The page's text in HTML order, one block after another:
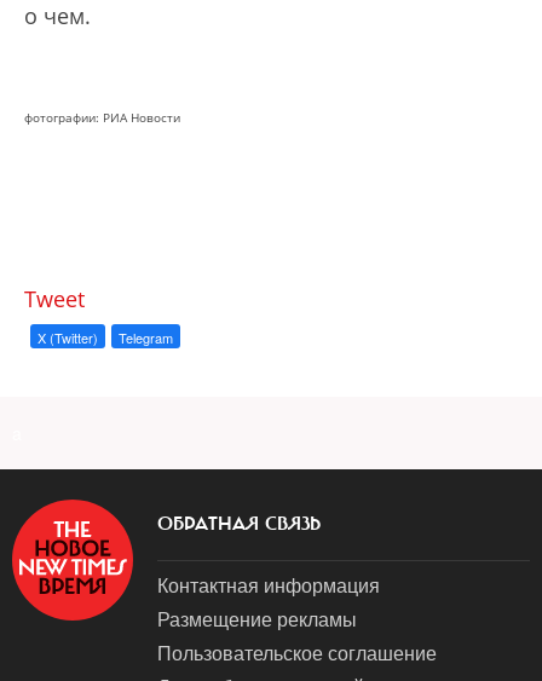
о чем.
фотографии: РИА Новости
Tweet
X (Twitter) Telegram
ОБРАТНАЯ СВЯЗЬ
Контактная информация
Размещение рекламы
Пользовательское соглашение